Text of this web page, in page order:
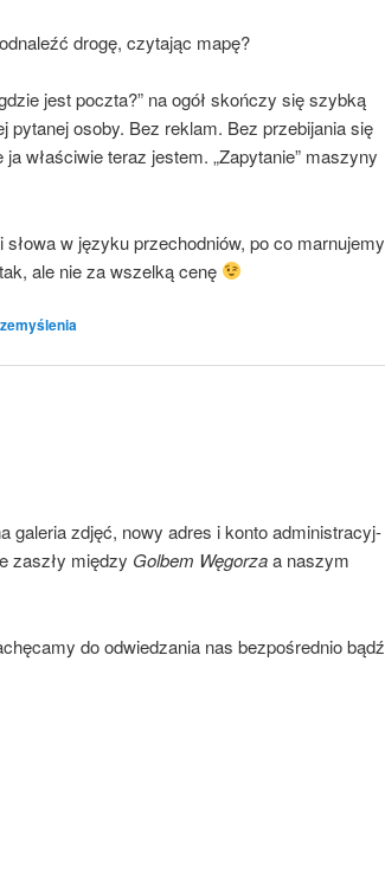
dro­gę, czy­ta­jąc mapę?
jest pocz­ta?” na ogół skoń­czy się szyb­ką
pyta­nej oso­by. Bez reklam. Bez prze­bi­ja­nia się
wła­ści­wie teraz jestem. „Zapy­ta­nie” maszy­ny
w języ­ku prze­chod­niów, po co mar­nu­je­my
ale nie za wszel­ką cenę
gale­ria zdjęć, nowy adres i kon­to admi­ni­stra­cyj­
zaszły mię­dzy Gol­bem Węgo­rzaa naszym
do odwie­dza­nia nas bez­po­śred­nio bądź